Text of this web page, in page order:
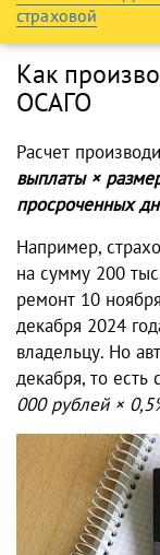
страховой
Как
ОСАГО
Расчет
выплаты ×
просроченных
Например,
на сумму 200
ремонт 10
декабря 2024
владельцу. Но
декабря, то есть
000 рублей ×